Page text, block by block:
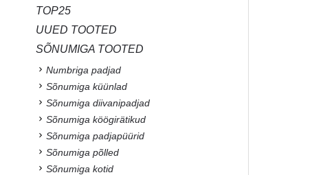
TOP25
UUED TOOTED
SÕNUMIGA TOOTED
Numbriga padjad
Sõnumiga küünlad
Sõnumiga diivanipadjad
Sõnumiga köögirätikud
Sõnumiga padjapüürid
Sõnumiga põlled
Sõnumiga kotid